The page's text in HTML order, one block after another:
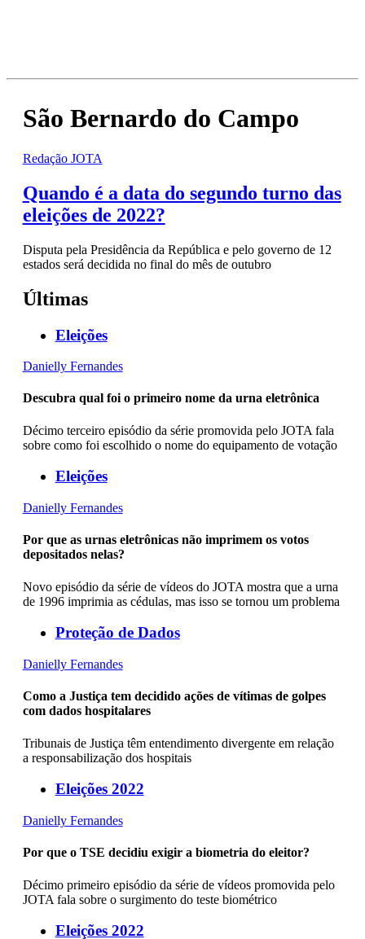
São Bernardo do Campo
Redação JOTA
Quando é a data do segundo turno das
eleições de 2022?
Disputa pela Presidência da República e pelo governo de 12
estados será decidida no final do mês de outubro
Últimas
Eleições
Danielly Fernandes
Descubra qual foi o primeiro nome da urna eletrônica
Décimo terceiro episódio da série promovida pelo JOTA fala
sobre como foi escolhido o nome do equipamento de votação
Eleições
Danielly Fernandes
Por que as urnas eletrônicas não imprimem os votos
depositados nelas?
Novo episódio da série de vídeos do JOTA mostra que a urna
de 1996 imprimia as cédulas, mas isso se tornou um problema
Proteção de Dados
Danielly Fernandes
Como a Justiça tem decidido ações de vítimas de golpes
com dados hospitalares
Tribunais de Justiça têm entendimento divergente em relação
a responsabilização dos hospitais
Eleições 2022
Danielly Fernandes
Por que o TSE decidiu exigir a biometria do eleitor?
Décimo primeiro episódio da série de vídeos promovida pelo
JOTA fala sobre o surgimento do teste biométrico
Eleições 2022